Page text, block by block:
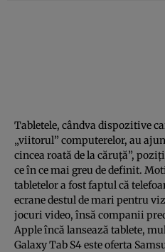
Tabletele, cândva dispozitive
„viitorul” computerelor, au
cincea roată de la căruţă”,
ce în ce mai greu de definit.
tabletelor a fost faptul că
ecrane destul de mari pentru
jocuri video, însă companii
Apple încă lansează tablete,
Galaxy Tab S4 este oferta